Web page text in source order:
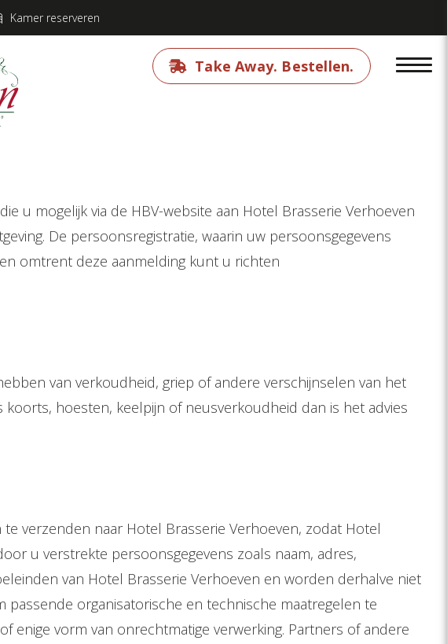
Kamer reserveren
Take Away. Bestellen.
u mogelijk via de HBV-website aan Hotel Brasserie Verhoeven
De persoonsregistratie, waarin uw persoonsgegevens
omtrent deze aanmelding kunt u richten
van verkoudheid, griep of andere verschijnselen van het
hoesten, keelpijn of neusverkoudheid dan is het advies
verzenden naar Hotel Brasserie Verhoeven, zodat Hotel
u verstrekte persoonsgegevens zoals naam, adres,
van Hotel Brasserie Verhoeven en worden derhalve niet
organisatorische en technische maatregelen te
vorm van onrechtmatige verwerking. Partners of andere